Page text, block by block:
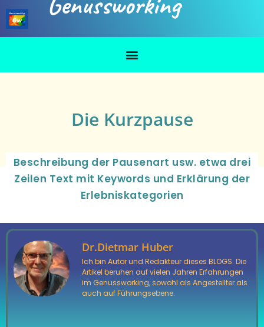
Die Kurzpause
Beschreibung der Pausenart usw. etwa drei
Zeilen Text mit Keywords und Erklärung der
Erlebniskategorien
Dr.Dietmar Huber
Ich bin Autor und Redakteur dieses BLOGS. Die
Artikel beruhen auf vielen Jahren Erfahrungen
im Genussworking, sowohl als Angestellter als
auch auf Führungsebene.